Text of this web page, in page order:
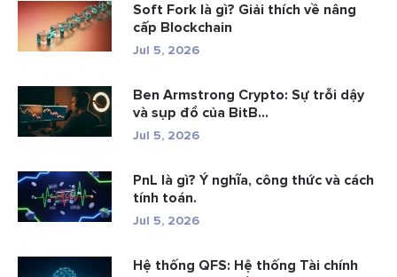
Soft Fork là gì? Giải thích về nâng
cấp Blockchain
Jul 5, 2026
Ben Armstrong Crypto: Sự trỗi dậy
và sụp đổ của BitB...
Jul 5, 2026
PnL là gì? Ý nghĩa, công thức và cách
tính toán.
Jul 5, 2026
Hệ thống QFS: Hệ thống Tài chính